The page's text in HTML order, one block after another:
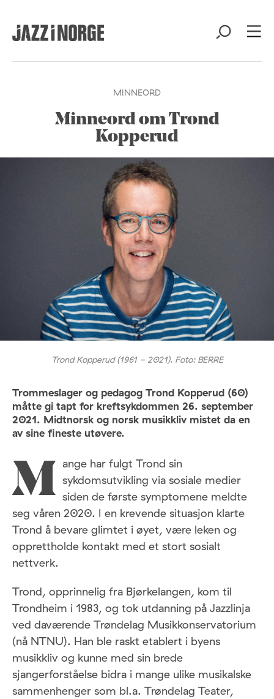
MINNEORD
Minneord om Trond
Kopperud
Trond Kopperud (1961 - 2021). Foto: BERRE
Trommeslager og pedagog Trond Kopperud (60)
måtte gi tapt for kreftsykdommen 26. september
2021. Midtnorsk og norsk musikkliv mistet da en
av sine fineste utøvere.
M ange har fulgt Trond sin
sykdomsutvikling via sosiale medier
siden de første symptomene meldte
seg våren 2020. I en krevende situasjon klarte
Trond å bevare glimtet i øyet, være leken og
opprettholde kontakt med et stort sosialt
nettverk.
Trond, opprinnelig fra Bjørkelangen, kom til
Trondheim i 1983, og tok utdanning på Jazzlinja
ved daværende Trøndelag Musikkonservatorium
(nå NTNU). Han ble raskt etablert i byens
musikkliv og kunne med sin brede
sjangerforståelse bidra i mange ulike musikalske
sammenhenger som bl.a. Trøndelag Teater,